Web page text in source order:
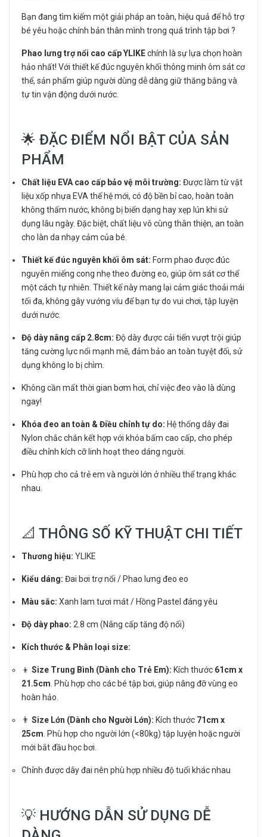
Bạn đang tìm kiếm một giải pháp an toàn, hiệu quả để hỗ trợ
bé yêu hoặc chính bản thân mình trong quá trình tập bơi ?
Phao lưng trợ nổi cao cấp YLIKEchính là sự lựa chọn hoàn
hảo nhất! Với thiết kế đúc nguyên khối thông minh ôm sát cơ
thể, sản phẩm giúp người dùng dễ dàng giữ thăng bằng và
tự tin vận động dưới nước.
🌟 ĐẶC ĐIỂM NỔI BẬT CỦA SẢN
PHẨM
Chất liệu EVA cao cấp bảo vệ môi trường: Được làm từ vật
liệu xốp nhựa EVA thế hệ mới, có độ bền bỉ cao, hoàn toàn
không thấm nước, không bị biến dạng hay xẹp lún khi sử
dụng lâu ngày. Đặc biệt, chất liệu vô cùng thân thiện, an toàn
cho làn da nhạy cảm của bé.
Thiết kế đúc nguyên khối ôm sát: Form phao được đúc
nguyên miếng cong nhẹ theo đường eo, giúp ôm sát cơ thể
một cách tự nhiên. Thiết kế này mang lại cảm giác thoải mái
tối đa, không gây vướng víu để bạn tự do vui chơi, tập luyện
dưới nước.
Độ dày nâng cấp 2.8cm: Độ dày được cải tiến vượt trội giúp
tăng cường lực nổi mạnh mẽ, đảm bảo an toàn tuyệt đối, sử
dụng không lo bị chìm.
Không cần mất thời gian bơm hơi, chỉ việc đeo vào là dùng
ngay!
Khóa đeo an toàn & Điều chỉnh tự do: Hệ thống dây đai
Nylon chắc chắn kết hợp với khóa bấm cao cấp, cho phép
điều chỉnh kích cỡ linh hoạt theo dáng người.
Phù hợp cho cả trẻ em và người lớn ở nhiều thể trạng khác
nhau.
📐 THÔNG SỐ KỸ THUẬT CHI TIẾT
Thương hiệu: YLIKE
Kiểu dáng: Đai bơi trợ nổi / Phao lưng đeo eo
Màu sắc: Xanh lam tươi mát / Hồng Pastel đáng yêu
Độ dày phao: 2.8 cm (Nâng cấp tăng độ nổi)
Kích thước & Phân loại size:
👦 Size Trung Bình (Dành cho Trẻ Em): Kích thước 61cm x
21.5cm . Phù hợp cho các bé tập bơi, giúp nâng đỡ vùng eo
hoàn hảo.
👨 Size Lớn (Dành cho Người Lớn): Kích thước 71cm x
25cm . Phù hợp cho người lớn (<80kg) tập luyện hoặc người
mới bắt đầu học bơi.
Chỉnh được dây đai nên phù hợp nhiều độ tuổi khác nhau
💡 HƯỚNG DẪN SỬ DỤNG DỄ